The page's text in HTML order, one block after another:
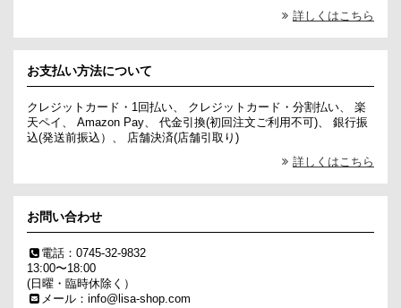
詳しくはこちら
お支払い方法について
クレジットカード・1回払い、 クレジットカード・分割払い、 楽
天ペイ、 Amazon Pay、 代金引換(初回注文ご利用不可)、 銀行振
込(発送前振込）、 店舗決済(店舗引取り)
詳しくはこちら
お問い合わせ
電話：0745-32-9832
13:00〜18:00
(日曜・臨時休除く）
メール：info@lisa-shop.com